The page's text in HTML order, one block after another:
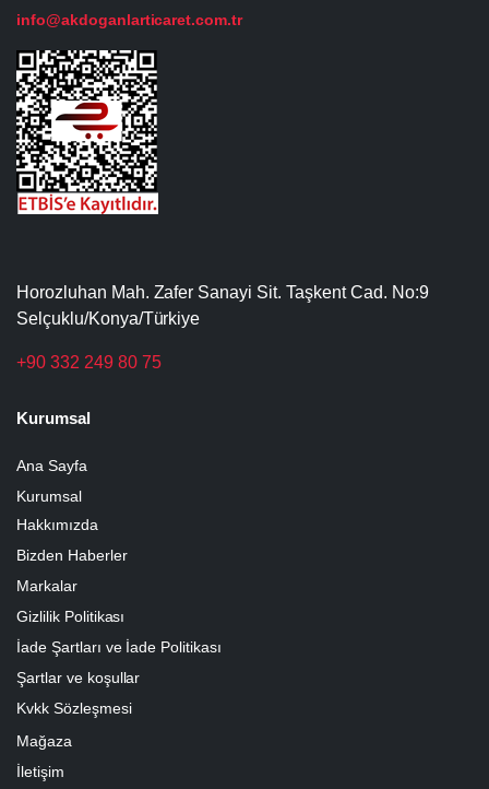
info@akdoganlarticaret.com.tr
Horozluhan Mah. Zafer Sanayi Sit. Taşkent Cad. No:9
Selçuklu/Konya/Türkiye
+90 332 249 80 75
Kurumsal
Ana Sayfa
Kurumsal
Hakkımızda
Bizden Haberler
Markalar
Gizlilik Politikası
İade Şartları ve İade Politikası
Şartlar ve koşullar
Kvkk Sözleşmesi
Mağaza
İletişim